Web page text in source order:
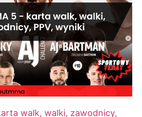
walk, walki, zawodnicy,